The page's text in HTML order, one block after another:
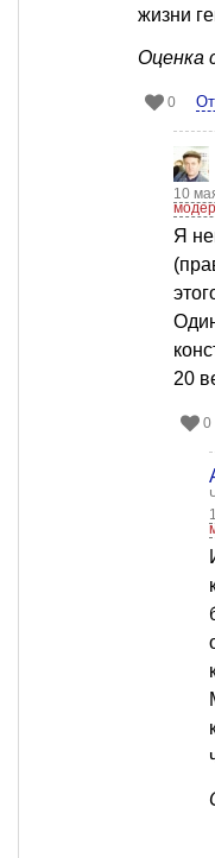
жизни
Оценка
0
10
Я
20
0